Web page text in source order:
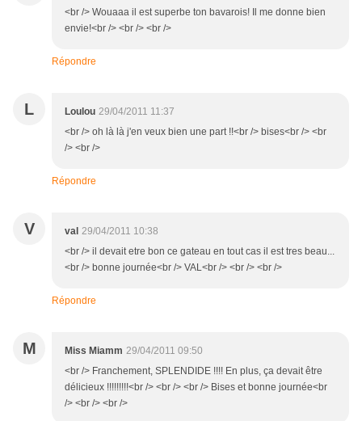
<br /> Wouaaa il est superbe ton bavarois! Il me donne bien
envie!<br /> <br /> <br />
Répondre
L Loulou 29/04/2011 11:37
<br /> oh là là j'en veux bien une part !!<br /> bises<br /> <br
/> <br />
Répondre
V val 29/04/2011 10:38
<br /> il devait etre bon ce gateau en tout cas il est tres beau...
<br /> bonne journée<br /> VAL<br /> <br /> <br />
Répondre
M Miss Miamm 29/04/2011 09:50
<br /> Franchement, SPLENDIDE !!!! En plus, ça devait être
délicieux !!!!!!!!!<br /> <br /> <br /> Bises et bonne journée<br
/> <br /> <br />